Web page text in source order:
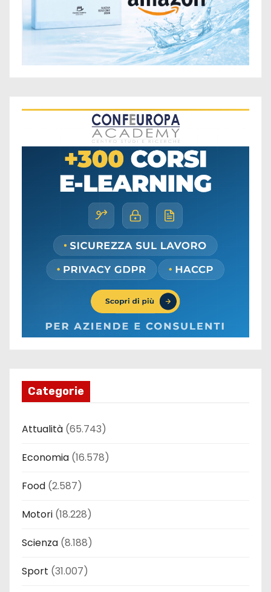
Categorie
Attualità (65.743)
Economia (16.578)
Food (2.587)
Motori (18.228)
Scienza (8.188)
Sport (31.007)